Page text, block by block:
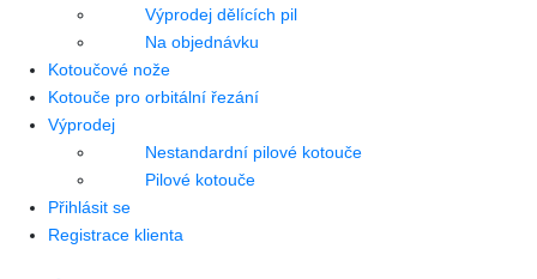
Výprodej dělících pil
Na objednávku
Kotoučové nože
Kotouče pro orbitální řezání
Výprodej
Nestandardní pilové kotouče
Pilové kotouče
Přihlásit se
Registrace klienta